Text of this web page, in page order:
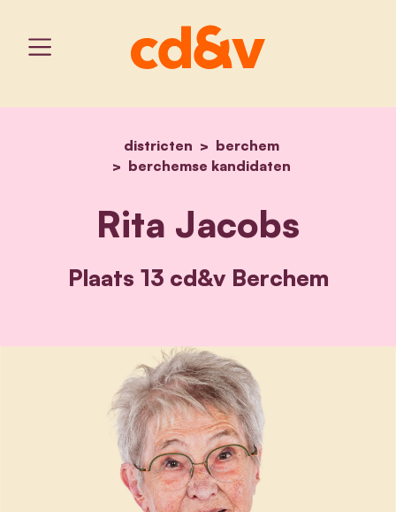
home
districten
berchem
berchemse kandidaten
rita jacobs
Rita Jacobs
Plaats 13 cd&v Berchem